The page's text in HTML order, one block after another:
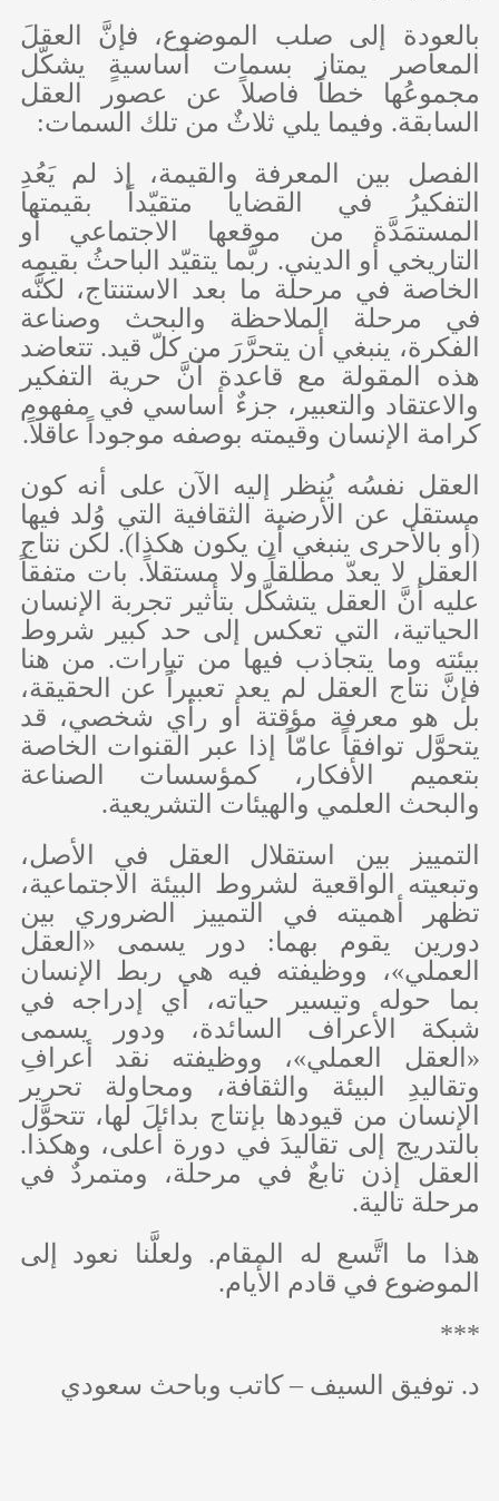
بالعودة إلى صلب الموضوع، فإنَّ العقلَ
المعاصر يمتاز بسمات أساسيةٍ يشكّل
مجموعُها خطاً فاصلاً عن عصور العقل
السابقة. وفيما يلي ثلاثٌ من تلك السمات:
الفصل بين المعرفة والقيمة، إذ لم يَعُدِ
التفكيرُ في القضايا متقيّداً بقيمتها
المستمَدَّة من موقعها الاجتماعي أو
التاريخي أو الديني. ربَّما يتقيّد الباحثُ بقيمِه
الخاصة في مرحلة ما بعد الاستنتاج، لكنَّه
في مرحلة الملاحظة والبحث وصناعة
الفكرة، ينبغي أن يتحرَّرَ من كلّ قيد. تتعاضد
هذه المقولة مع قاعدة أنَّ حرية التفكير
والاعتقاد والتعبير، جزءٌ أساسي في مفهوم
كرامة الإنسان وقيمته بوصفه موجوداً عاقلاً.
العقل نفسُه يُنظر إليه الآن على أنه كون
مستقل عن الأرضية الثقافية التي وُلد فيها
(أو بالأحرى ينبغي أن يكون هكذا). لكن نتاج
العقل لا يعدّ مطلقاً ولا مستقلاً. بات متفقاً
عليه أنَّ العقل يتشكَّل بتأثير تجربة الإنسان
الحياتية، التي تعكس إلى حد كبير شروط
بيئته وما يتجاذب فيها من تيارات. من هنا
فإنَّ نتاج العقل لم يعد تعبيراً عن الحقيقة،
بل هو معرفة مؤقتة أو رأي شخصي، قد
يتحوَّل توافقاً عامّاً إذا عبر القنوات الخاصة
بتعميم الأفكار، كمؤسسات الصناعة
والبحث العلمي والهيئات التشريعية.
التمييز بين استقلال العقل في الأصل،
وتبعيته الواقعية لشروط البيئة الاجتماعية،
تظهر أهميته في التمييز الضروري بين
دورين يقوم بهما: دور يسمى «العقل
العملي»، ووظيفته فيه هي ربط الإنسان
بما حوله وتيسير حياته، أي إدراجه في
شبكة الأعراف السائدة، ودور يسمى
«العقل العملي»، ووظيفته نقد أعرافِ
وتقاليدِ البيئة والثقافة، ومحاولة تحرير
الإنسان من قيودها بإنتاج بدائلَ لها، تتحوَّل
بالتدريج إلى تقاليدَ في دورة أعلى، وهكذا.
العقل إذن تابعٌ في مرحلة، ومتمردٌ في
مرحلة تالية.
هذا ما اتَّسع له المقام. ولعلَّنا نعود إلى
الموضوع في قادم الأيام.
***
د. توفيق السيف – كاتب وباحث سعودي